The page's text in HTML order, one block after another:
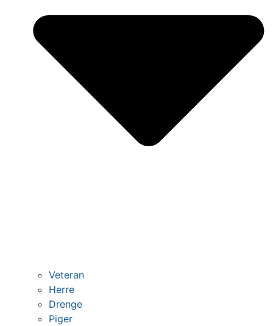
Veteran
Herre
Drenge
Piger